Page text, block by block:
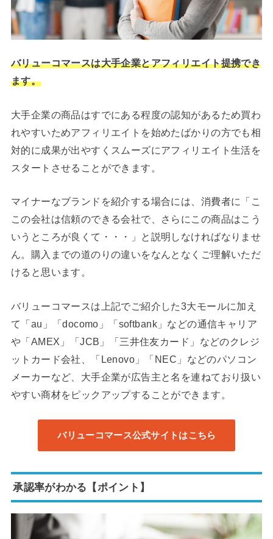
バリューコマースは大手企業とアフィリエイト提携でき
ます。
大手企業の商品はすでにある程度の認知があるため買わ
れやすいためアフィリエイトを始めたばかりの方でも相
対的に成果が出やすくスムーズにアフィリエイト生活を
スタートさせることができます。
マイナーなブランドを紹介する場合には、消費者に「こ
この会社は信頼のできる会社で、さらにこの商品はこう
いうところが良くて・・・」と説明しなければなりませ
ん。購入までの道のりの違いをなんとなくご理解いただ
けると思います。
バリューコマースは上記でご紹介した3大モールに加え
て「au」「docomo」「softbank」などの通信キャリア
や「AMEX」「JCB」「三井住友カード」などのクレジ
ットカード会社、「Lenovo」「NEC」などのパソコン
メーカーなど、大手企業が広告主と名を連ねており扱い
やすい商材をピックアップすることができます。
バリューコマース公式サイトはこちら
承認率がわかる【ポイント】